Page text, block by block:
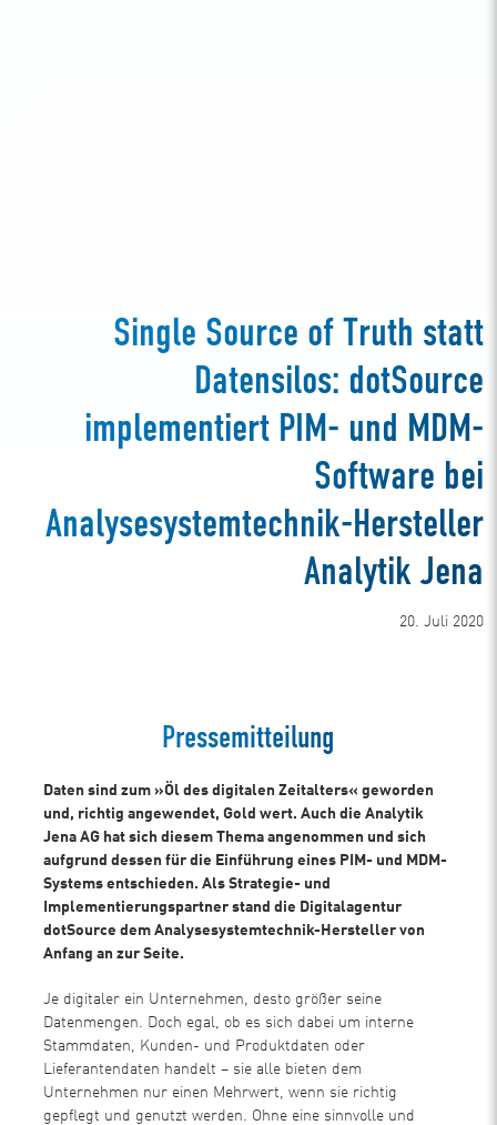
Single Source of Truth statt
Datensilos: dotSource
implementiert PIM- und MDM-
Software bei
Analysesystemtechnik-Hersteller
Analytik Jena
20. Juli 2020
Pressemitteilung
Daten sind zum »Öl des digitalen Zeitalters« geworden
und, richtig angewendet, Gold wert. Auch die Analytik
Jena AG hat sich diesem Thema angenommen und sich
aufgrund dessen für die Einführung eines PIM- und MDM-
Systems entschieden. Als Strategie- und
Implementierungspartner stand die Digitalagentur
dotSource dem Analysesystemtechnik-Hersteller von
Anfang an zur Seite.
Je digitaler ein Unternehmen, desto größer seine
Datenmengen. Doch egal, ob es sich dabei um interne
Stammdaten, Kunden- und Produktdaten oder
Lieferantendaten handelt – sie alle bieten dem
Unternehmen nur einen Mehrwert, wenn sie richtig
gepflegt und genutzt werden. Ohne eine sinnvolle und